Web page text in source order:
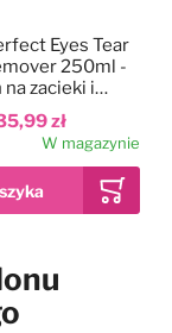
zł
Eyes Tear
250ml -
na zacieki i
pod oczami
psa i kota
W magazynie